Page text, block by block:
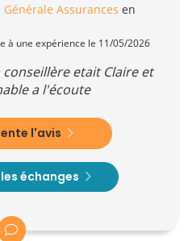
Générale Assurances en
à une expérience le 11/05/2026
etait Claire et
a l'écoute
l'avis
échanges